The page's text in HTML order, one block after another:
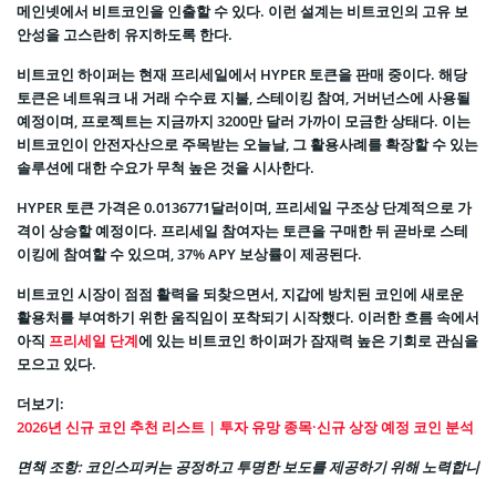
메인넷에서 비트코인을 인출할 수 있다. 이런 설계는 비트코인의 고유 보
안성을 고스란히 유지하도록 한다.
비트코인 하이퍼는 현재 프리세일에서 HYPER 토큰을 판매 중이다. 해당
토큰은 네트워크 내 거래 수수료 지불, 스테이킹 참여, 거버넌스에 사용될
예정이며, 프로젝트는 지금까지 3200만 달러 가까이 모금한 상태다. 이는
비트코인이 안전자산으로 주목받는 오늘날, 그 활용사례를 확장할 수 있는
솔루션에 대한 수요가 무척 높은 것을 시사한다.
HYPER 토큰 가격은 0.0136771달러이며, 프리세일 구조상 단계적으로 가
격이 상승할 예정이다. 프리세일 참여자는 토큰을 구매한 뒤 곧바로 스테
이킹에 참여할 수 있으며, 37% APY 보상률이 제공된다.
비트코인 시장이 점점 활력을 되찾으면서, 지갑에 방치된 코인에 새로운
활용처를 부여하기 위한 움직임이 포착되기 시작했다. 이러한 흐름 속에서
아직 프리세일 단계에 있는 비트코인 하이퍼가 잠재력 높은 기회로 관심을
모으고 있다.
더보기:
2026년 신규 코인 추천 리스트 | 투자 유망 종목·신규 상장 예정 코인 분석
면책 조항: 코인스피커는 공정하고 투명한 보도를 제공하기 위해 노력합니